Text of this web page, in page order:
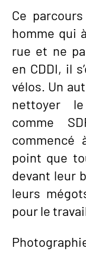
Ce
homme qui
rue et ne
en CDDI, il
vélos. Un
nettoyer
comme
commencé
point que
devant leur
leurs
pour le